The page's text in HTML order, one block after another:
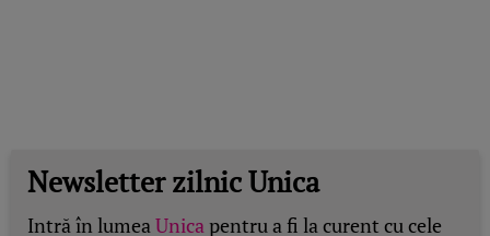
Newsletter zilnic Unica
Intră în lumeaUnicapentru a fi la curent cu cele